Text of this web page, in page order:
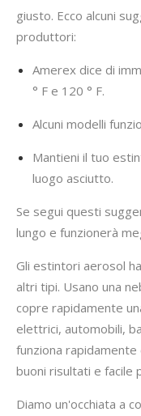
giusto. Ecco alcuni
produttori:
Amerex dice di
° F e 120 ° F.
Alcuni modelli
Mantieni il tuo
luogo asciutto.
Se segui questi
lungo e funzionerà
Gli estintori aerosol
altri tipi. Usano una
copre rapidamente
elettrici, automobili,
funziona
buoni risultati e facile
Diamo un'occhiata a